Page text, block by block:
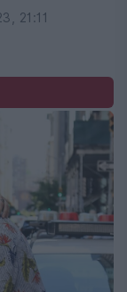
21:11